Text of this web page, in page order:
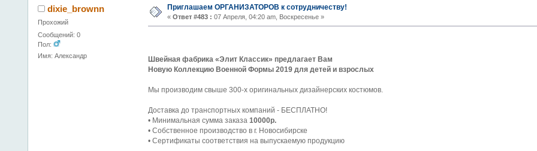
dixie_brownn
Прохожий
Сообщений: 0
Пол:
Имя: Александр
Приглашаем ОРГАНИЗАТОРОВ к сотрудничеству!
« Ответ #483 : 07 Апреля, 04:20 am, Воскресенье »
Швейная фабрика «Элит Классик» предлагает Вам
Новую Коллекцию Военной Формы 2019 для детей и взрослых
Мы производим свыше 300-х оригинальных дизайнерских костюмов.
Доставка до транспортных компаний - БЕСПЛАТНО!
• Минимальная сумма заказа 10000р.
• Собственное производство в г. Новосибирске
• Сертификаты соответствия на выпускаемую продукцию